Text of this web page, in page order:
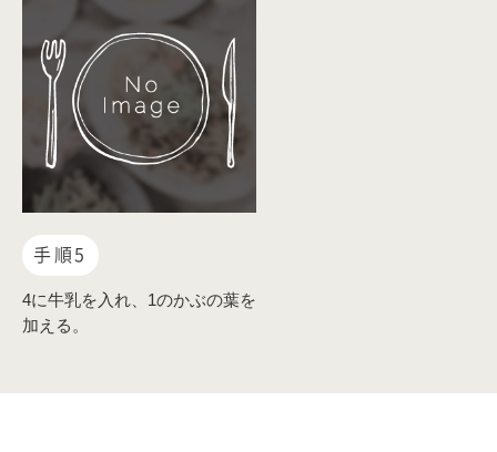
手順5
4に牛乳を入れ、1のかぶの葉を
加える。